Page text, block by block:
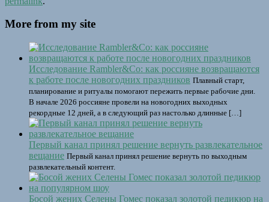
More from my site
Исследование Rambler&Co: как россияне возвращаются
к работе после новогодних праздников Плавный старт,
планирование и ритуалы помогают пережить первые рабочие дни.
В начале 2026 россияне провели на новогодних выходных
рекордные 12 дней, а в следующий раз настолько длинные […]
Первый канал принял решение вернуть развлекательное
вещание Первый канал принял решение вернуть по выходным
развлекательный контент.
Босой жених Селены Гомес показал золотой педикюр на